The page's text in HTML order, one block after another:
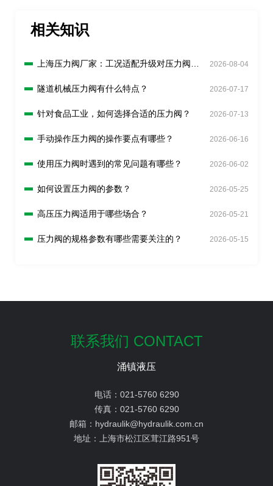
相关知识
上海压力阀厂家：工况适配升级对压力阀有
2026-08-04
隧道机械压力阀有什么特点？ 2026-07-17
针对食品工业，如何选择合适的压力阀？ 2026-07-13
手动操作压力阀的操作要点有哪些？ 2026-06-16
使用压力阀时遇到的常见问题有哪些？ 2026-06-02
如何设置压力阀的参数？ 2026-05-25
高压压力阀适用于哪些场合？ 2026-05-21
压力阀的规格参数有哪些需要关注的？ 2026-05-15
联系我们 CONTACT
涌镇液压
电话： 021-5760 6290
传真： 021-5760 6290
邮箱： hydraulik@hydraulik.com.cn
地址：
上海市松江区茸江路951号